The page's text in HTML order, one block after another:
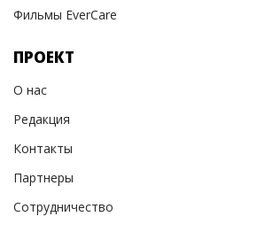
Фильмы EverCare
ПРОЕКТ
О нас
Редакция
Контакты
Партнеры
Сотрудничество